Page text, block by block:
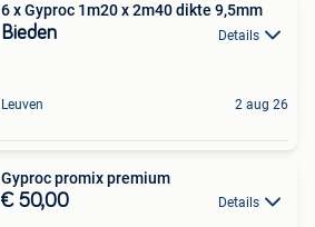
6 x Gyproc 1m20 x 2m40 dikte 9,5mm
Bieden Details
Leuven 2 aug 26
Gyproc promix premium
€ 50,00 Details